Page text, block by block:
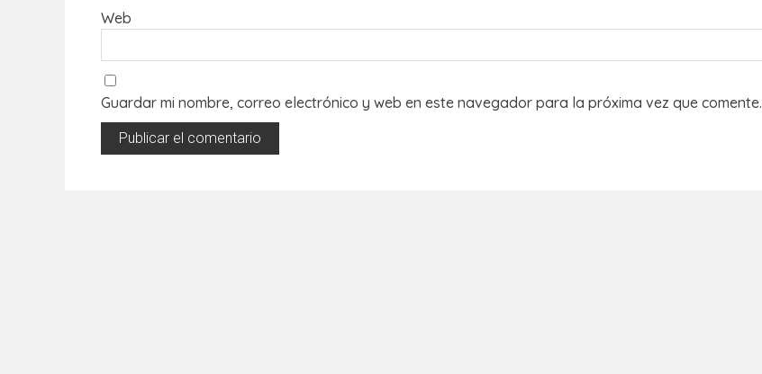
Web
Guardar mi nombre, correo electrónico y web en este navegador para la próxima vez que comente.